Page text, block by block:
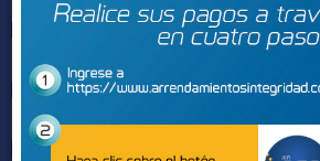
Municipios
Barrios